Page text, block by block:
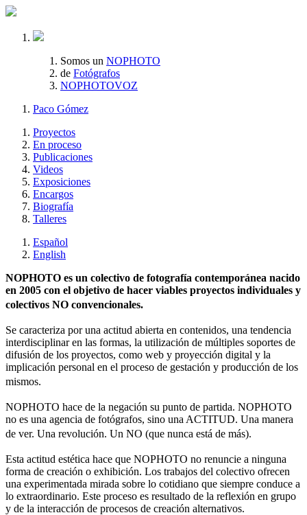
Somos un NOPHOTO
de Fotógrafos
NOPHOTOVOZ
Paco Gómez
Proyectos
En proceso
Publicaciones
Videos
Exposiciones
Encargos
Biografía
Talleres
Español
English
NOPHOTO es un colectivo de fotografía contemporánea nacido
en 2005 con el objetivo de hacer viables proyectos individuales y
colectivos NO convencionales.
Se caracteriza por una actitud abierta en contenidos, una tendencia
interdisciplinar en las formas, la utilización de múltiples soportes de
difusión de los proyectos, como web y proyección digital y la
implicación personal en el proceso de gestación y producción de los
mismos.
NOPHOTO hace de la negación su punto de partida. NOPHOTO
no es una agencia de fotógrafos, sino una ACTITUD. Una manera
de ver. Una revolución. Un NO (que nunca está de más).
Esta actitud estética hace que NOPHOTO no renuncie a ninguna
forma de creación o exhibición. Los trabajos del colectivo ofrecen
una experimentada mirada sobre lo cotidiano que siempre conduce a
lo extraordinario. Este proceso es resultado de la reflexión en grupo
y de la interacción de procesos de creación alternativos.